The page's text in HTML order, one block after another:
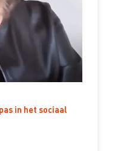
in het sociaal